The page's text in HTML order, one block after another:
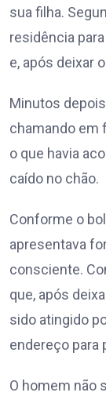
sua filha.
residência
e, após deixar
Minutos
chamando em
o que havia
caído no chão.
Conforme o
apresentava
consciente.
que, após
sido atingido
endereço para
O homem não